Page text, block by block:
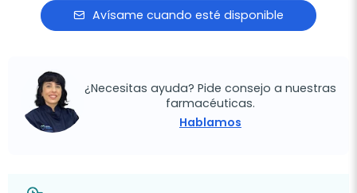
Avísame cuando esté disponible
¿Necesitas ayuda? Pide consejo a nuestras
farmacéuticas.
Hablamos